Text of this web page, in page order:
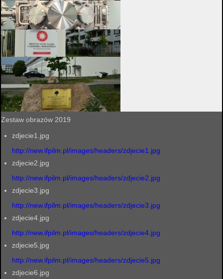
Zestaw obrazów 2019
zdjecie1.jpg
http://new.ifpilm.pl/images/headers/zdjecie1.jpg
zdjecie2.jpg
http://new.ifpilm.pl/images/headers/zdjecie2.jpg
zdjecie3.jpg
http://new.ifpilm.pl/images/headers/zdjecie3.jpg
zdjecie4.jpg
http://new.ifpilm.pl/images/headers/zdjecie4.jpg
zdjecie5.jpg
http://new.ifpilm.pl/images/headers/zdjecie5.jpg
zdjecie6.jpg